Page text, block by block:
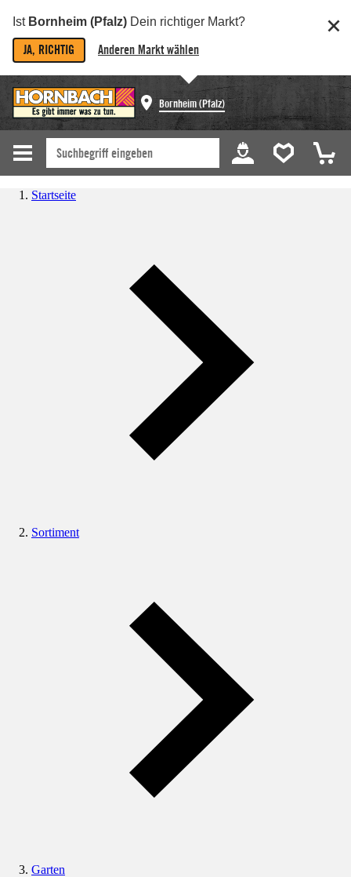
Ist Bornheim (Pfalz) Dein richtiger Markt?
JA, RICHTIG Anderen Markt wählen
Bornheim (Pfalz)
Startseite
Sortiment
Garten